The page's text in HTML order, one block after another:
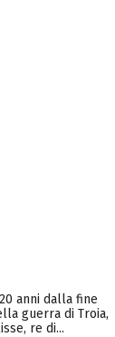
anni dalla fine
guerra di Troia,
re di...